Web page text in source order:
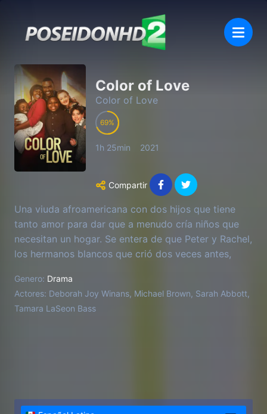
Color of Love
Color of Love
69
1h 25min 2021
Compartir
Una viuda afroamericana con dos hijos que tiene
tanto amor para dar que a menudo cría niños que
necesitan un hogar. Se entera de que Peter y Rachel,
los hermanos blancos que crió dos veces antes,
Genero: Drama
Actores: Deborah Joy Winans, Michael Brown, Sarah Abbott,
Tamara LaSeon Bass